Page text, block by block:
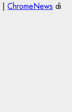
| ChromeNews di